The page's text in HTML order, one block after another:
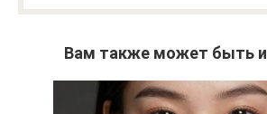
Вам также может быть